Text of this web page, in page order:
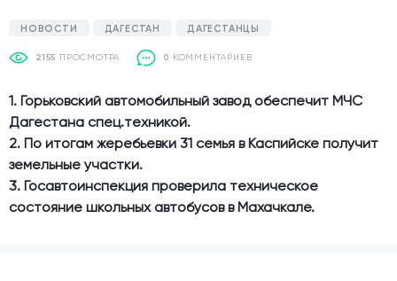
НОВОСТИ ДАГЕСТАН ДАГЕСТАНЦЫ
2155 ПРОСМОТРА 0 КОММЕНТАРИЕВ
1. Горьковский автомобильный завод обеспечит МЧС
Дагестана спец.техникой.
2. По итогам жеребьевки 31 семья в Каспийске получит
земельные участки.
3. Госавтоинспекция проверила техническое
состояние школьных автобусов в Махачкале.